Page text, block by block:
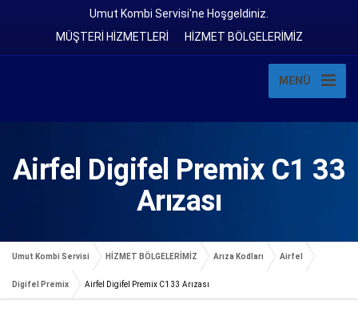
Umut Kombi Servisi'ne Hoşgeldiniz.
MÜŞTERİ HİZMETLERİ
HİZMET BÖLGELERİMİZ
MENÜ
Airfel Digifel Premix C1 33
Arızası
Umut Kombi Servisi HİZMET BÖLGELERİMİZ Arıza Kodları Airfel
Digifel Premix Airfel Digifel Premix C1 33 Arızası